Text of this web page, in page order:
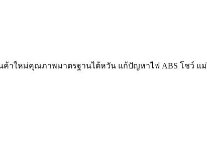
สินค้าใหม่คุณภาพมาตรฐานไต้หวัน แก้ปัญหาไฟ ABS โชว์